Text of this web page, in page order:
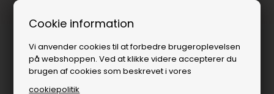
Cookie information
Vi anvender cookies til at forbedre brugeroplevelsen
på webshoppen. Ved at klikke videre accepterer du
brugen af cookies som beskrevet i vores
cookiepolitik